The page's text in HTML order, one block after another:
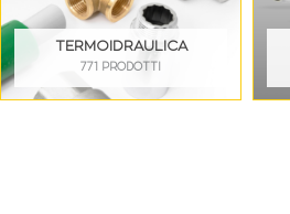
TERMOIDRAULICA
771 PRODOTTI